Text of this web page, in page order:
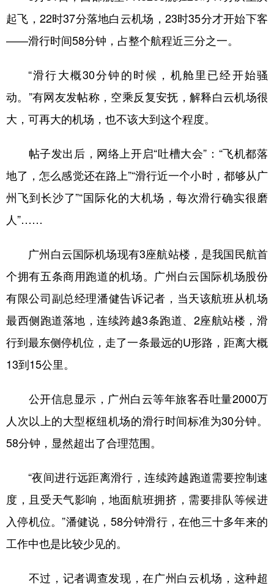
浙江 安徽 福建 江西
山东 河南 湖北 湖南
四川 云南 西藏
陕西 甘肃 青海
起飞，22时37分落地白云机场，23时35分才开始下客
——滑行时间58分钟，占整个航程近三分之一。
“滑行大概30分钟的时候，机舱里已经开始骚
动。”有网友发帖称，空乘反复安抚，解释白云机场很
大，可再大的机场，也不该大到这个程度。
帖子发出后，网络上开启“吐槽大会”：“飞机都落
地了，怎么感觉还在路上”“滑行近一个小时，都够从广
州飞到长沙了”“国际化的大机场，每次滑行确实很磨
人”……
广州白云国际机场现有3座航站楼，是我国民航首
个拥有五条商用跑道的机场。广州白云国际机场股份
有限公司副总经理潘健告诉记者，当天该航班从机场
最西侧跑道落地，连续跨越3条跑道、2座航站楼，滑
行到最东侧停机位，走了一条最远的U形路，距离大概
13到15公里。
公开信息显示，广州白云等年旅客吞吐量2000万
人次以上的大型枢纽机场的滑行时间标准为30分钟。
58分钟，显然超出了合理范围。
“夜间进行远距离滑行，连续跨越跑道需要控制速
度，且受天气影响，地面航班拥挤，需要排队等候进
入停机位。”潘健说，58分钟滑行，在他三十多年来的
工作中也是比较少见的。
不过，记者调查发现，在广州白云机场，这种超